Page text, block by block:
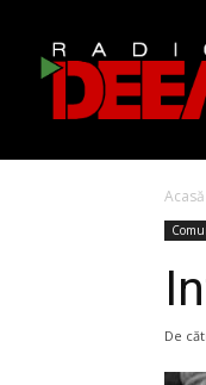
Acasă
De